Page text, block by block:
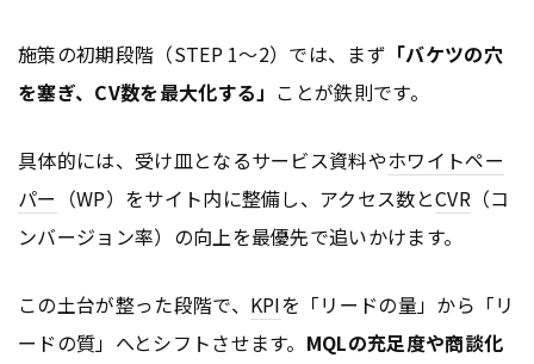
施策の初期段階（STEP 1〜2）では、まず 「バケツの穴
を塞ぎ、CV数を最大化する」 ことが鉄則です。
具体的には、受け皿となるサービス資料やホワイトペー
パー （WP）をサイト内に整備し、アクセス数とCVR （コ
ンバージョン率）の向上を最優先で追いかけます。
この土台が整った段階で、 KPIを「リードの量」から「リ
ードの質」へとシフトさせます。 MQLの充足度や商談化